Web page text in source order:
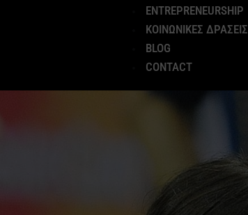
ENTREPRENEURSHIP
ΚΟΙΝΩΝΙΚΕΣ ΔΡΑΣΕΙΣ
BLOG
CONTACT